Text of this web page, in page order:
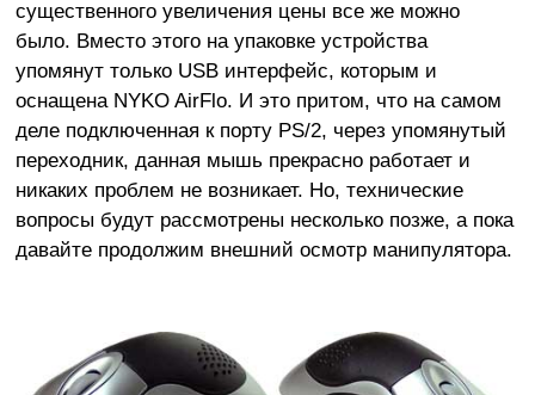
существенного увеличения цены все же можно
было. Вместо этого на упаковке устройства
упомянут только USB интерфейс, которым и
оснащена NYKO AirFlo. И это притом, что на самом
деле подключенная к порту PS/2, через упомянутый
переходник, данная мышь прекрасно работает и
никаких проблем не возникает. Но, технические
вопросы будут рассмотрены несколько позже, а пока
давайте продолжим внешний осмотр манипулятора.